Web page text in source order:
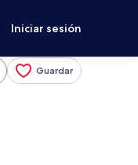
Iniciar sesión
Guardar